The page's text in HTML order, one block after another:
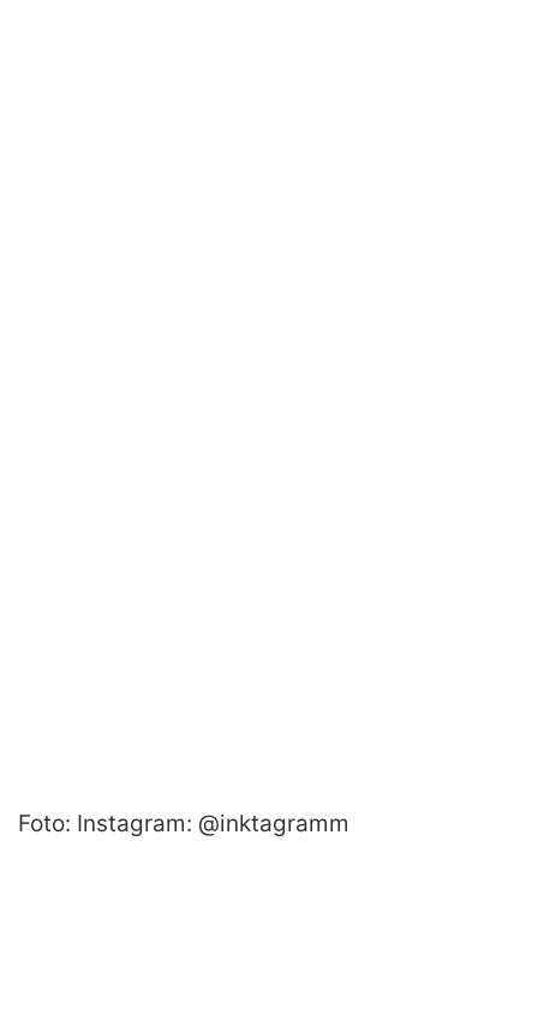
Foto: Instagram: @inktagramm